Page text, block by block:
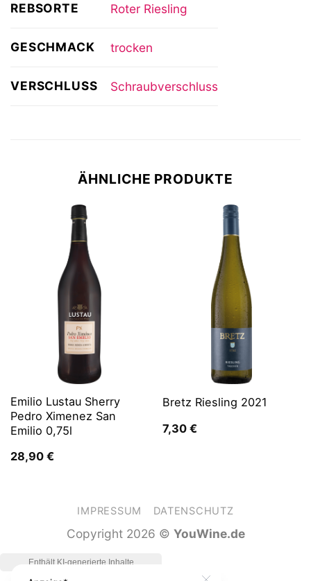
REBSORTE Roter Riesling
GESCHMACK trocken
VERSCHLUSS Schraubverschluss
ÄHNLICHE PRODUKTE
Emilio Lustau Sherry
Pedro Ximenez San
Emilio 0,75l
28,90 €
Bretz Riesling 2021
7,30 €
IMPRESSUM DATENSCHUTZ
Copyright 2026 © YouWine.de